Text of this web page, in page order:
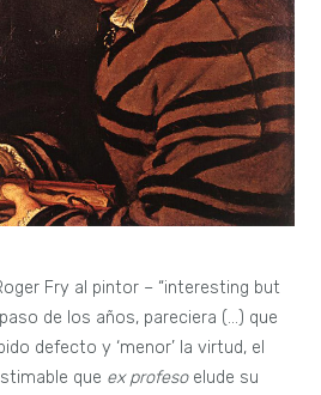
Fry al pintor – “interesting but
de los años, pareciera (…) que
defecto y ‘menor’ la virtud, el
que ex profeso elude su